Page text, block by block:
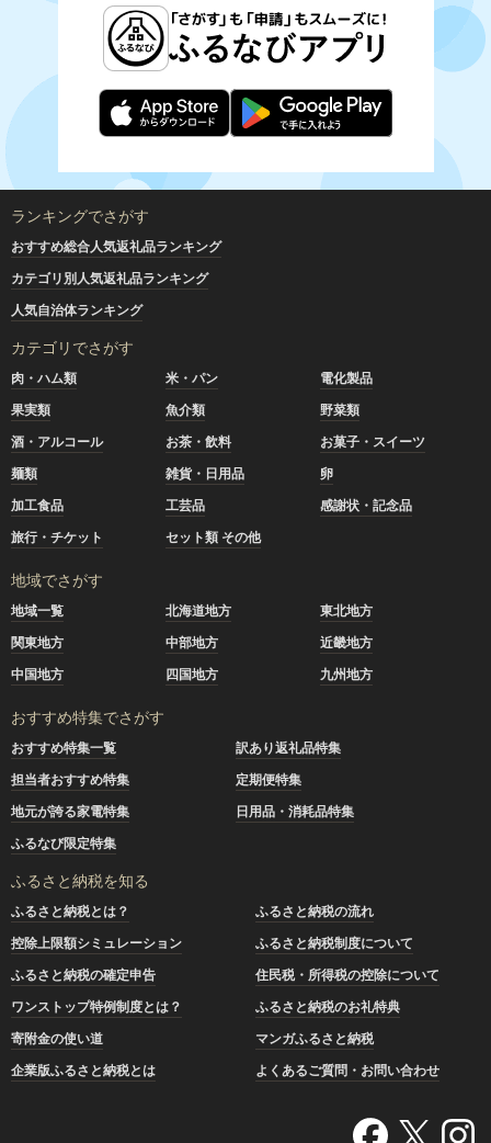
ランキングでさがす
おすすめ総合人気返礼品ランキング
カテゴリ別人気返礼品ランキング
人気自治体ランキング
カテゴリでさがす
肉・ハム類 米・パン
電化製品
果実類
魚介類
野菜類
酒・アルコール
お茶・飲料
お菓子・スイーツ
麺類
雑貨・日用品
卵
加工食品
工芸品
感謝状・記念品
旅行・チケット
セット類 その他
地域でさがす
地域一覧 北海道地方
東北地方
関東地方
中部地方
近畿地方
中国地方
四国地方 九州地方
おすすめ特集でさがす
おすすめ特集一覧
訳あり返礼品特集
担当者おすすめ特集
定期便特集
地元が誇る家電特集
日用品・消耗品特集
ふるなび限定特集
ふるさと納税を知る
ふるさと納税とは？
ふるさと納税の流れ
控除上限額シミュレーション
ふるさと納税制度について
ふるさと納税の確定申告
住民税・所得税の控除について
ワンストップ特例制度とは？
ふるさと納税のお礼特典
寄附金の使い道
マンガふるさと納税
企業版ふるさと納税とは
よくあるご質問・お問い合わせ